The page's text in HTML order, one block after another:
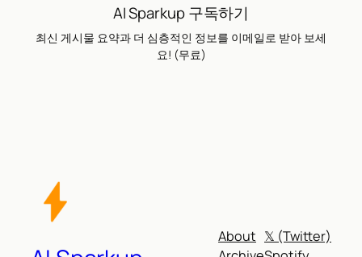
AI Sparkup 구독하기
최신 게시물 요약과 더 심층적인 정보를 이메일로 받아 보세
요! (무료)
About 𝕏 (Twitter)